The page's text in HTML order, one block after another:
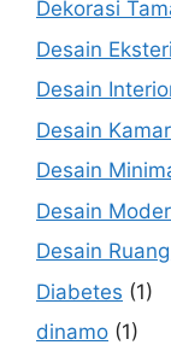
Dekorasi
Desain
Desain
Desain Kamar
Desain
Desain
Desain
Diabetes (1)
dinamo (1)